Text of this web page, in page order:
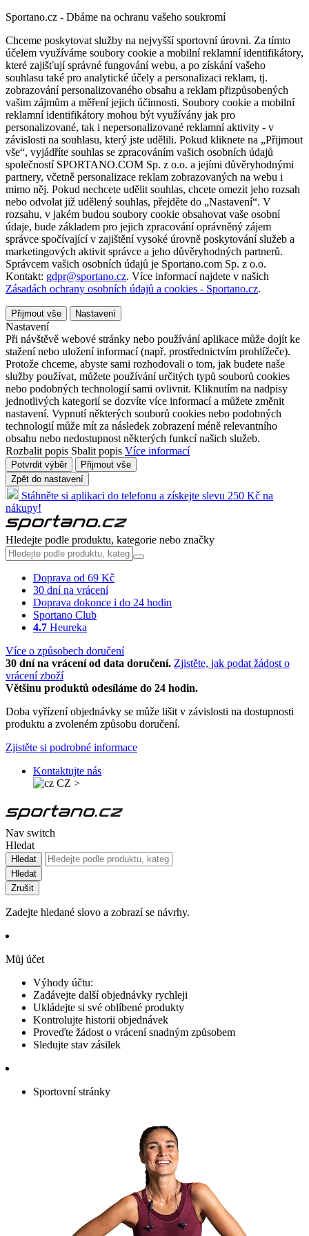
Sportano.cz - Dbáme na ochranu vašeho soukromí
Chceme poskytovat služby na nejvyšší sportovní úrovni. Za tímto
účelem využíváme soubory cookie a mobilní reklamní identifikátory,
které zajišťují správné fungování webu, a po získání vašeho
souhlasu také pro analytické účely a personalizaci reklam, tj.
zobrazování personalizovaného obsahu a reklam přizpůsobených
vašim zájmům a měření jejich účinnosti. Soubory cookie a mobilní
reklamní identifikátory mohou být využívány jak pro
personalizované, tak i nepersonalizované reklamní aktivity - v
závislosti na souhlasu, který jste udělili. Pokud kliknete na „Přijmout
vše“, vyjádříte souhlas se zpracováním vašich osobních údajů
společností SPORTANO.COM Sp. z o.o. a jejími důvěryhodnými
partnery, včetně personalizace reklam zobrazovaných na webu i
mimo něj. Pokud nechcete udělit souhlas, chcete omezit jeho rozsah
nebo odvolat již udělený souhlas, přejděte do „Nastavení“. V
rozsahu, v jakém budou soubory cookie obsahovat vaše osobní
údaje, bude základem pro jejich zpracování oprávněný zájem
správce spočívající v zajištění vysoké úrovně poskytování služeb a
marketingových aktivit správce a jeho důvěryhodných partnerů.
Správcem vašich osobních údajů je Sportano.com Sp. z o.o.
Kontakt: gdpr@sportano.cz. Více informací najdete v našich
Zásadách ochrany osobních údajů a cookies - Sportano.cz.
Přijmout vše Nastavení
Nastavení
Při návštěvě webové stránky nebo používání aplikace může dojít ke
stažení nebo uložení informací (např. prostřednictvím prohlížeče).
Protože chceme, abyste sami rozhodovali o tom, jak budete naše
služby používat, můžete používání určitých typů souborů cookies
nebo podobných technologií sami ovlivnit. Kliknutím na nadpisy
jednotlivých kategorií se dozvíte více informací a můžete změnit
nastavení. Vypnutí některých souborů cookies nebo podobných
technologií může mít za následek zobrazení méně relevantního
obsahu nebo nedostupnost některých funkcí našich služeb.
Rozbalit popis Sbalit popis Více informací
Potvrdit výběr
Přijmout vše
Zpět do nastavení
Stáhněte si aplikaci do telefonu a získejte slevu 250 Kč na
nákupy!
Hledejte podle produktu, kategorie nebo značky
Doprava od 69 Kč
30 dní na vrácení
Doprava dokonce i do 24 hodin
Sportano Club
4.7 Heureka
Více o způsobech doručení
30 dní na vrácení od data doručení. Zjistěte, jak podat žádost o
vrácení zboží
Většinu produktů odesíláme do 24 hodin.
Doba vyřízení objednávky se může lišit v závislosti na dostupnosti
produktu a zvoleném způsobu doručení.
Zjistěte si podrobné informace
Kontaktujte nás
CZ >
Nav switch
Hledat
Hledat
Hledat
Zrušit
Zadejte hledané slovo a zobrazí se návrhy.
Můj účet
Výhody účtu:
Zadávejte další objednávky rychleji
Ukládejte si své oblíbené produkty
Kontrolujte historii objednávek
Proveďte žádost o vrácení snadným způsobem
Sledujte stav zásilek
Sportovní stránky